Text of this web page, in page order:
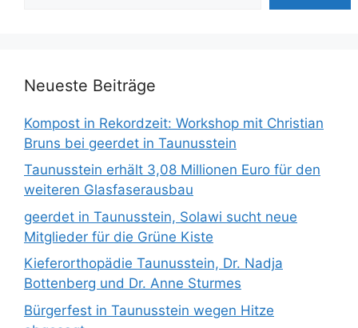
Neueste Beiträge
Kompost in Rekordzeit: Workshop mit Christian
Bruns bei geerdet in Taunusstein
Taunusstein erhält 3,08 Millionen Euro für den
weiteren Glasfaserausbau
geerdet in Taunusstein, Solawi sucht neue
Mitglieder für die Grüne Kiste
Kieferorthopädie Taunusstein, Dr. Nadja
Bottenberg und Dr. Anne Sturmes
Bürgerfest in Taunusstein wegen Hitze